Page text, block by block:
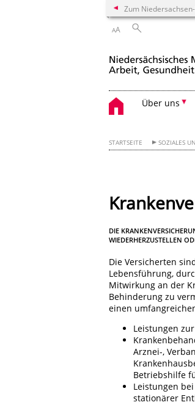
Zum
AA
Über uns
STARTSEITE SOZIALES
DIE
WIEDERHERZUSTELLEN
Die Versicherten
Lebensführung,
Mitwirkung an der
Behinderung zu
einen
Leistungen
Arznei-,
Betriebshilfe
Leistungen
stationärer